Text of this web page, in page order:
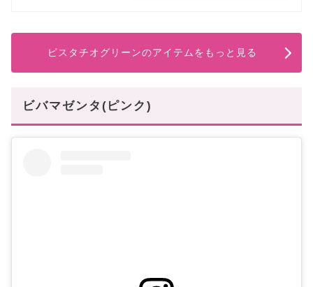
ピスタチオグリーンのアイテムをもっと見る
ビバマゼンタ(ピンク)